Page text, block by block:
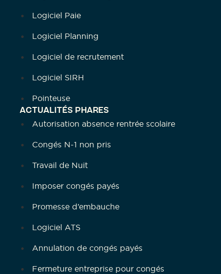
Logiciel Paie
Logiciel Planning
Logiciel de recrutement
Logiciel SIRH
Pointeuse
ACTUALITÉS PHARES
Autorisation absence rentrée scolaire
Congés N-1 non pris
Travail de Nuit
Imposer congés payés
Promesse d’embauche
Logiciel ATS
Annulation de congés payés
Fermeture entreprise pour congés